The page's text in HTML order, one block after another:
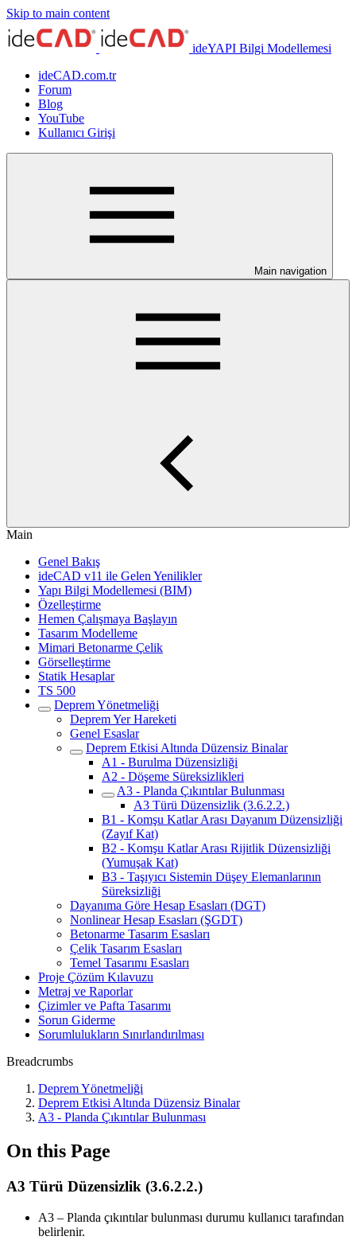
Skip to main content
ideYAPI Bilgi Modellemesi
ideCAD.com.tr
Forum
Blog
YouTube
Kullanıcı Girişi
Main navigation
Main
Genel Bakış
ideCAD v11 ile Gelen Yenilikler
Yapı Bilgi Modellemesi (BIM)
Özelleştirme
Hemen Çalışmaya Başlayın
Tasarım Modelleme
Mimari Betonarme Çelik
Görselleştirme
Statik Hesaplar
TS 500
Deprem Yönetmeliği
Deprem Yer Hareketi
Genel Esaslar
Deprem Etkisi Altında Düzensiz Binalar
A1 - Burulma Düzensizliği
A2 - Döşeme Süreksizlikleri
A3 - Planda Çıkıntılar Bulunması
A3 Türü Düzensizlik (3.6.2.2.)
B1 - Komşu Katlar Arası Dayanım Düzensizliği
(Zayıf Kat)
B2 - Komşu Katlar Arası Rijitlik Düzensizliği
(Yumuşak Kat)
B3 - Taşıyıcı Sistemin Düşey Elemanlarının
Süreksizliği
Dayanıma Göre Hesap Esasları (DGT)
Nonlinear Hesap Esasları (ŞGDT)
Betonarme Tasarım Esasları
Çelik Tasarım Esasları
Temel Tasarımı Esasları
Proje Çözüm Kılavuzu
Metraj ve Raporlar
Çizimler ve Pafta Tasarımı
Sorun Giderme
Sorumlulukların Sınırlandırılması
Breadcrumbs
Deprem Yönetmeliği
Deprem Etkisi Altında Düzensiz Binalar
A3 - Planda Çıkıntılar Bulunması
On this Page
A3 Türü Düzensizlik (3.6.2.2.)
A3 – Planda çıkıntılar bulunması durumu kullanıcı tarafından
belirlenir.